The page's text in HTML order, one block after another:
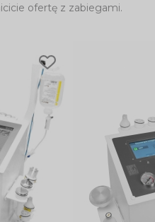
ofertę z zabiegami.